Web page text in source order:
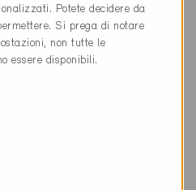
SG
Potete decidere da
Si prega di notare
non tutte le
essere disponibili.